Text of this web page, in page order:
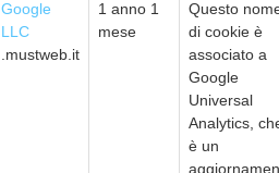
Google
LLC
.mustweb.it
1 anno 1
mese
Questo
di cookie è
associato a
Google
Universal
Analytics,
è un